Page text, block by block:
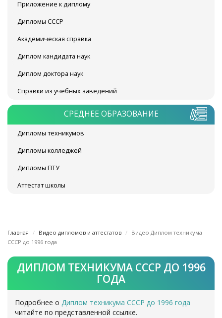
Приложение к диплому
Дипломы СССР
Академическая справка
Диплом кандидата наук
Диплом доктора наук
Справки из учебных заведений
СРЕДНЕЕ ОБРАЗОВАНИЕ
Дипломы техникумов
Дипломы колледжей
Дипломы ПТУ
Аттестат школы
Главная Видео дипломов и аттестатов
Видео Диплом техникума
СССР до 1996 года
ДИПЛОМ ТЕХНИКУМА СССР ДО 1996
ГОДА
Подробнее о Диплом техникума СССР до 1996 года
читайте по представленной ссылке.